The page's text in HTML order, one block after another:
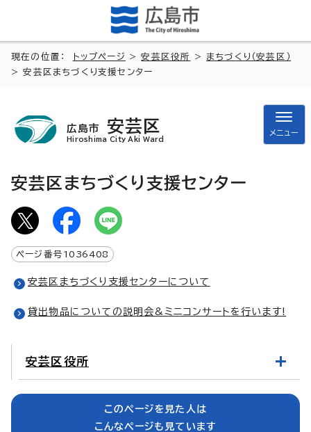
現在の位置： トップページ >安芸区役所 > まちづくり（安芸区）
> 安芸区まちづくり支援センター
広島市 安芸区
Hiroshima City Aki Ward
メニュー
安芸区まちづくり支援センター
ページ番号 1036408
安芸区まちづくり支援センターについて
貸出物品についての説明会&ミニコンサートを行います!
安芸区役所
このページを見た人は
こんなページも見ています